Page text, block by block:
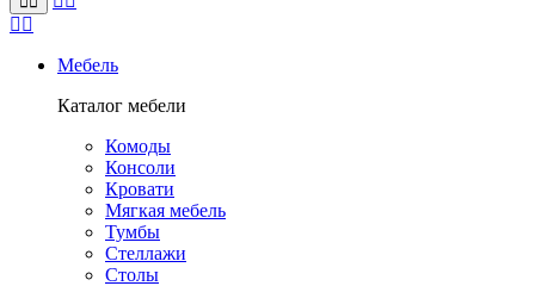
Мебель
Каталог мебели
Комоды
Консоли
Кровати
Мягкая мебель
Тумбы
Стеллажи
Столы